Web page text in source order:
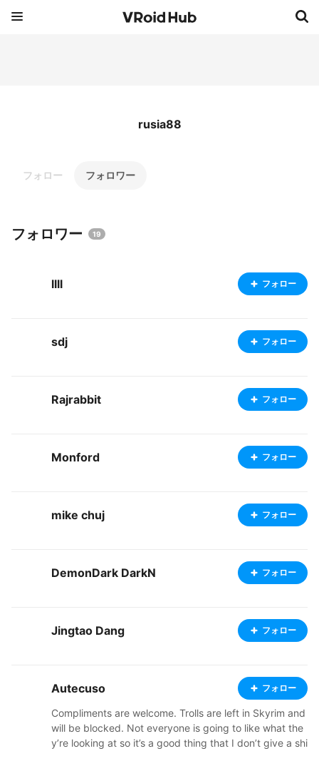
rusia88
フォロー フォロワー
フォロワー 19
llll フォロー
sdj フォロー
Rajrabbit フォロー
Monford フォロー
mike chuj フォロー
DemonDark DarkN フォロー
Jingtao Dang フォロー
Autecuso フォロー
Compliments are welcome. Trolls are left in Skyrim and
will be blocked. Not everyone is going to like what the
y’re looking at so it’s a good thing that I don’t give a shi